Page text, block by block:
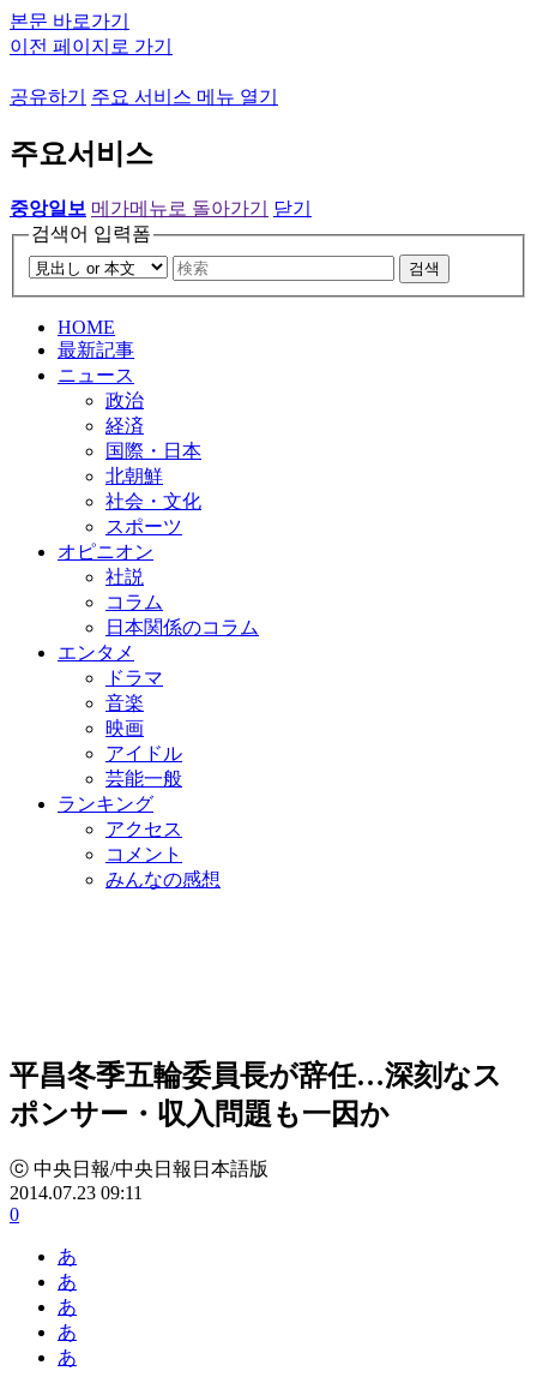
본문 바로가기
이전 페이지로 가기
공유하기 주요 서비스 메뉴 열기
주요서비스
중앙일보 메가메뉴로 돌아가기
닫기
검색어 입력폼
검색
HOME
最新記事
ニュース
政治
経済
国際・日本
北朝鮮
社会・文化
スポーツ
オピニオン
社説
コラム
日本関係のコラム
エンタメ
ドラマ
音楽
映画
アイドル
芸能一般
ランキング
アクセス
コメント
みんなの感想
平昌冬季五輪委員長が辞任…深刻なス
ポンサー・収入問題も一因か
ⓒ 中央日報/中央日報日本語版
2014.07.23 09:11
0
あ
あ
あ
あ
あ